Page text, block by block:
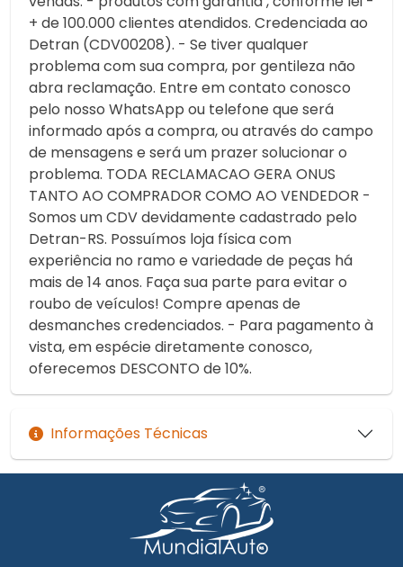
+ de 100.000 clientes atendidos. Credenciada ao
Detran (CDV00208). - Se tiver qualquer
problema com sua compra, por gentileza não
abra reclamação. Entre em contato conosco
pelo nosso WhatsApp ou telefone que será
informado após a compra, ou através do campo
de mensagens e será um prazer solucionar o
problema. TODA RECLAMACAO GERA ONUS
TANTO AO COMPRADOR COMO AO VENDEDOR -
Somos um CDV devidamente cadastrado pelo
Detran-RS. Possuímos loja física com
experiência no ramo e variedade de peças há
mais de 14 anos. Faça sua parte para evitar o
roubo de veículos! Compre apenas de
desmanches credenciados. - Para pagamento à
vista, em espécie diretamente conosco,
oferecemos DESCONTO de 10%.
Informações Técnicas